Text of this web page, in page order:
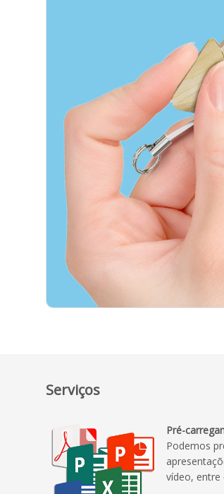
Serviços
Pré-
Podemos
vídeo,